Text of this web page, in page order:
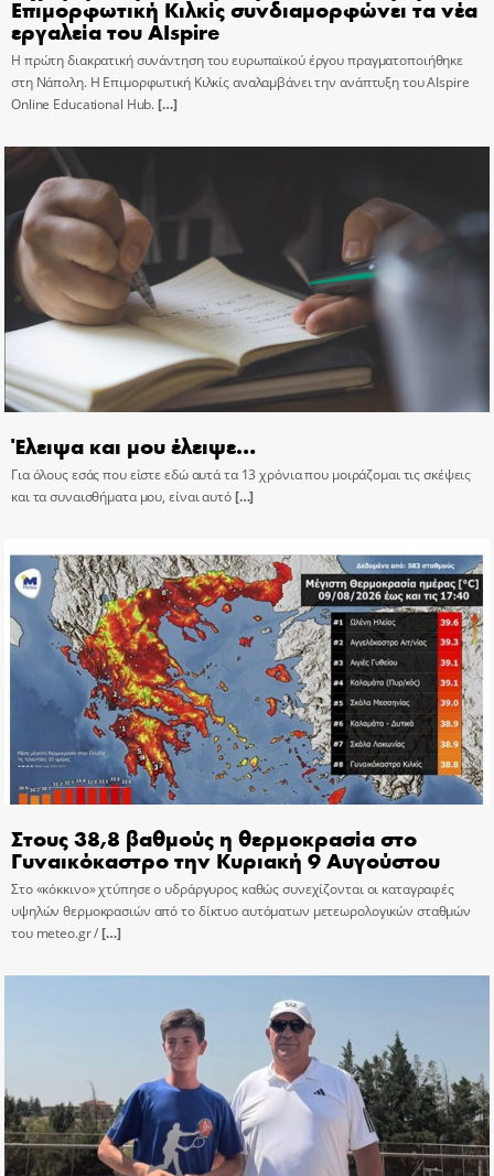
Επιμορφωτική Κιλκίς συνδιαμορφώνει τα νέα
εργαλεία του AIspire
Η πρώτη διακρατική συνάντηση του ευρωπαϊκού έργου πραγματοποιήθηκε
στη Νάπολη. Η Επιμορφωτική Κιλκίς αναλαμβάνει την ανάπτυξη του AIspire
Online Educational Hub.[…]
Έλειψα και μου έλειψε…
Για όλους εσάς που είστε εδώ αυτά τα 13 χρόνια που μοιράζομαι τις σκέψεις
και τα συναισθήματα μου, είναι αυτό[…]
Στους 38,8 βαθμούς η θερμοκρασία στο
Γυναικόκαστρο την Κυριακή 9 Αυγούστου
Στο «κόκκινο» χτύπησε ο υδράργυρος καθώς συνεχίζονται οι καταγραφές
υψηλών θερμοκρασιών από το δίκτυο αυτόματων μετεωρολογικών σταθμών
του meteo.gr /[…]